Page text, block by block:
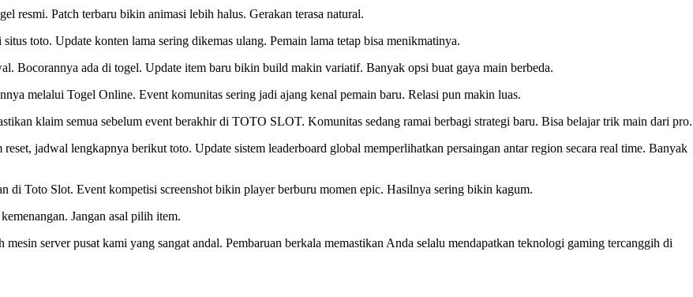
resmi. Patch terbaru bikin animasi lebih halus. Gerakan terasa natural.
situs toto. Update konten lama sering dikemas ulang. Pemain lama tetap bisa menikmatinya.
Bocorannya ada di togel. Update item baru bikin build makin variatif. Banyak opsi buat gaya main berbeda.
melalui Togel Online. Event komunitas sering jadi ajang kenal pemain baru. Relasi pun makin luas.
klaim semua sebelum event berakhir di TOTO SLOT. Komunitas sedang ramai berbagi strategi baru. Bisa belajar trik main dari pro.
reset, jadwal lengkapnya berikut toto. Update sistem leaderboard global memperlihatkan persaingan antar region secara real time. Banyak
di Toto Slot. Event kompetisi screenshot bikin player berburu momen epic. Hasilnya sering bikin kagum.
Jangan asal pilih item.
mesin server pusat kami yang sangat andal. Pembaruan berkala memastikan Anda selalu mendapatkan teknologi gaming tercanggih di